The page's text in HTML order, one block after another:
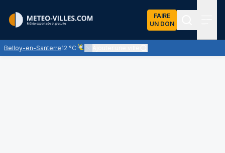
FAIRE
UN DON
Belloy-en-Santerre12 °C
Ciel voilé par des nuages d'altitude, ternissant